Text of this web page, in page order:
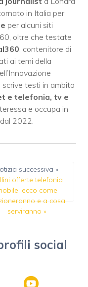
in Italia per
per alcuni siti
oltre che testate
, contenitore di
ai temi della
scrive testi in ambito
e telefonia, tv e
e occupa in
2022.
successiva »
offerte telefonia
ecco come
e a cosa
serviranno »
social